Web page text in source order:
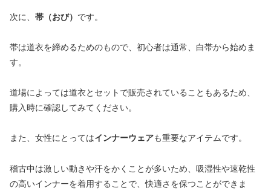
次に、 帯（おび） です。
帯は道衣を締めるためのもので、初心者は通常、白帯から始めま
す。
道場によっては道衣とセットで販売されていることもあるため、
購入時に確認してみてください。
また、女性にとってはインナーウェアも重要なアイテムです。
稽古中は激しい動きや汗をかくことが多いため、吸湿性や速乾性
の高いインナーを着用することで、快適さを保つことができま